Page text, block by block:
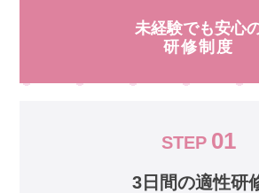
未経験でも安心
研修制度
STEP 01
3日間の適性研